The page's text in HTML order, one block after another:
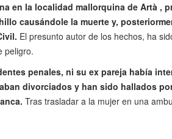
en la localidad mallorquina de Artà ,
causándole la muerte y,
El presunto autor de los hechos, ha
peligro.
penales, ni su ex pareja había
divorciados y han sido hallados
Tras trasladar a la mujer en una